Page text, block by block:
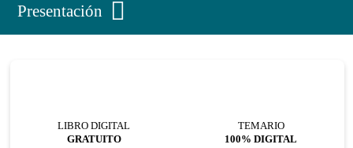
Presentación
LIBRO DIGITAL
GRATUITO
TEMARIO
100% DIGITAL